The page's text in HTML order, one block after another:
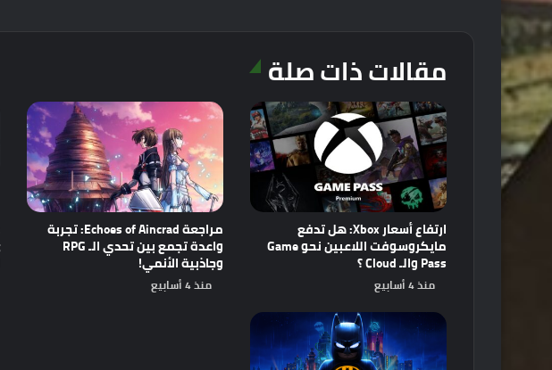
مقالات ذات صلة
ارتفاع أسعار Xbox: هل تدفع
مايكروسوفت اللاعبين نحو Game
Pass والـ Cloud ؟
منذ 4 أسابيع
مراجعة Echoes of Aincrad: تجربة
واعدة تجمع بين تحدي الـ RPG
وجاذبية الأنمي!
منذ 4 أسابيع